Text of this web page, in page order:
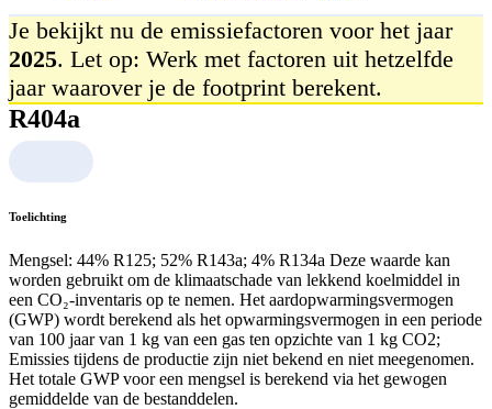
Je bekijkt nu de emissiefactoren voor het jaar
2025. Let op: Werk met factoren uit hetzelfde
jaar waarover je de footprint berekent.
R404a
Toelichting
Mengsel: 44% R125; 52% R143a; 4% R134a Deze waarde kan
worden gebruikt om de klimaatschade van lekkend koelmiddel in
een CO₂‑inventaris op te nemen. Het aardopwarmingsvermogen
(GWP) wordt berekend als het opwarmingsvermogen in een periode
van 100 jaar van 1 kg van een gas ten opzichte van 1 kg CO2;
Emissies tijdens de productie zijn niet bekend en niet meegenomen.
Het totale GWP voor een mengsel is berekend via het gewogen
gemiddelde van de bestanddelen.